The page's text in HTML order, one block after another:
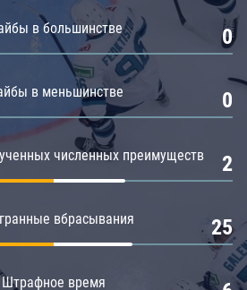
в большинстве 0
в меньшинстве 0
численных преимуществ 2
вбрасывания 25
Штрафное время